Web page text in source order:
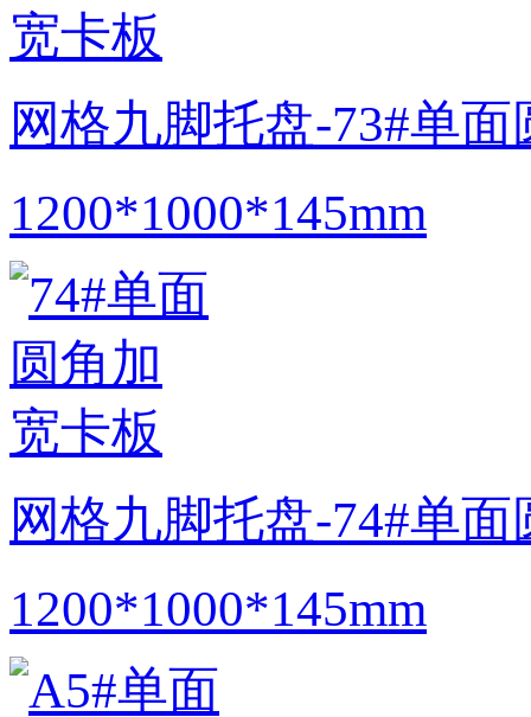
网格九脚托盘-73#单
1200*1000*145mm
网格九脚托盘-74#单
1200*1000*145mm